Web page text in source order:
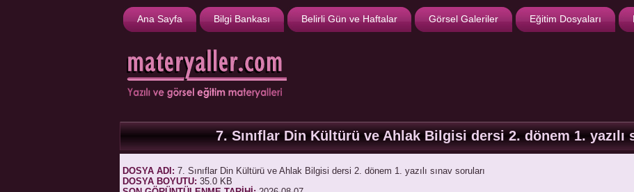
Ana Sayfa Bilgi Bankası Belirli Gün ve Haftalar Görsel Galeriler Eğitim Dosyaları
7. Sınıflar Din Kültürü ve Ahlak Bilgisi dersi 2. dönem 1. yazılı
DOSYA ADI: 7. Sınıflar Din Kültürü ve Ahlak Bilgisi dersi 2. dönem 1. yazılı sınav soruları
DOSYA BOYUTU: 35.0 KB